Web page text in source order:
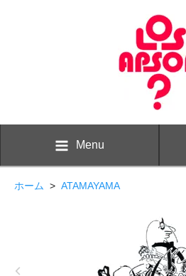
Menu
ホーム > ATAMAYAMA